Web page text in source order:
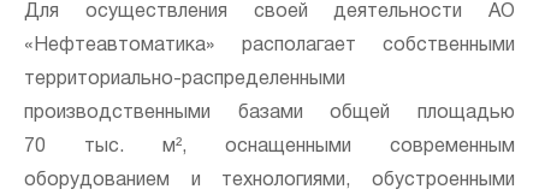
Для осуществления своей деятельности АО
«Нефтеавтоматика» располагает собственными
территориально-распределенными
производственными базами общей площадью
70 тыс. м², оснащенными современным
оборудованием и технологиями, обустроенными